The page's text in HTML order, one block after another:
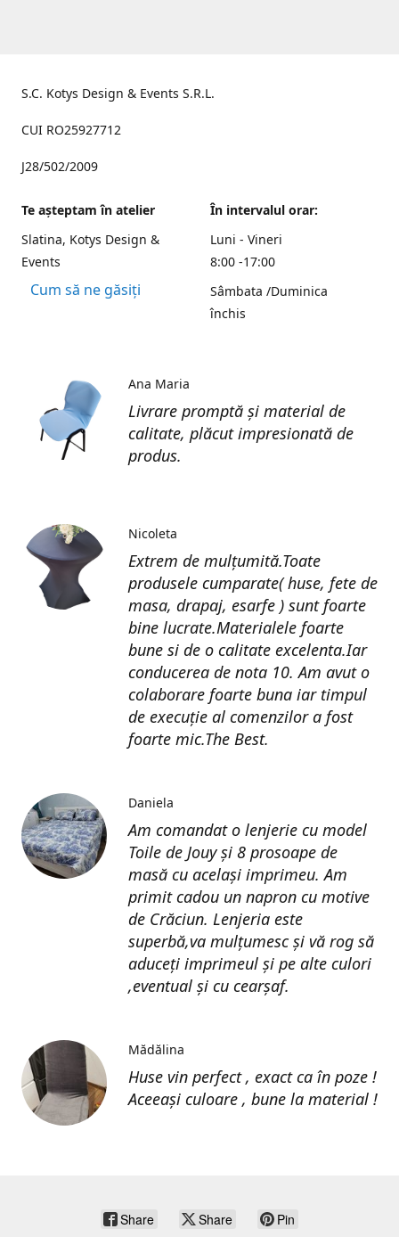
S.C. Kotys Design & Events S.R.L.
CUI RO25927712
J28/502/2009
Te aşteptam în atelier
Slatina, Kotys Design &
Events
Cum să ne găsiți
În intervalul orar:
Luni - Vineri
8:00 -17:00
Sâmbata /Duminica
închis
Livrare promptă și material de
calitate, plăcut impresionată de
produs.
Ana Maria
Extrem de mulțumită.Toate
produsele cumparate( huse, fete de
masa, drapaj, esarfe ) sunt foarte
bine lucrate.Materialele foarte
bune si de o calitate excelenta.Iar
conducerea de nota 10. Am avut o
colaborare foarte buna iar timpul
de execuție al comenzilor a fost
foarte mic.The Best.
Nicoleta
Am comandat o lenjerie cu model
Toile de Jouy și 8 prosoape de
masă cu același imprimeu. Am
primit cadou un napron cu motive
de Crăciun. Lenjeria este
superbă,va mulțumesc și vă rog să
aduceți imprimeul și pe alte culori
,eventual și cu cearșaf.
Daniela
Huse vin perfect , exact ca în poze !
Aceeași culoare , bune la material !
Mădălina
Share Share Pin